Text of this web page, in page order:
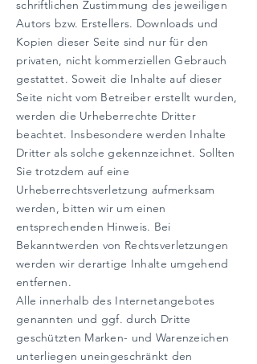
schriftlichen Zustimmung des jeweiligen
Autors bzw. Erstellers. Downloads und
Kopien dieser Seite sind nur für den
privaten, nicht kommerziellen Gebrauch
gestattet. Soweit die Inhalte auf dieser
Seite nicht vom Betreiber erstellt wurden,
werden die Urheberrechte Dritter
beachtet. Insbesondere werden Inhalte
Dritter als solche gekennzeichnet. Sollten
Sie trotzdem auf eine
Urheberrechtsverletzung aufmerksam
werden, bitten wir um einen
entsprechenden Hinweis. Bei
Bekanntwerden von Rechtsverletzungen
werden wir derartige Inhalte umgehend
entfernen.
Alle innerhalb des Internetangebotes
genannten und ggf. durch Dritte
geschützten Marken- und Warenzeichen
unterliegen uneingeschränkt den